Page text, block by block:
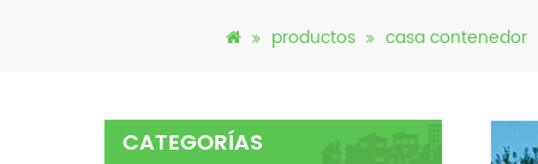
productos casa contenedor
CATEGORÍAS